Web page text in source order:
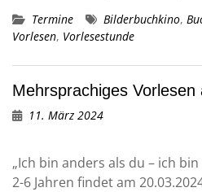
Termine Bilderbuchkino,
Vorlesen, Vorlesestunde
Mehrsprachiges
11. März 2024
„Ich bin anders als du – ich
2-6 Jahren findet am